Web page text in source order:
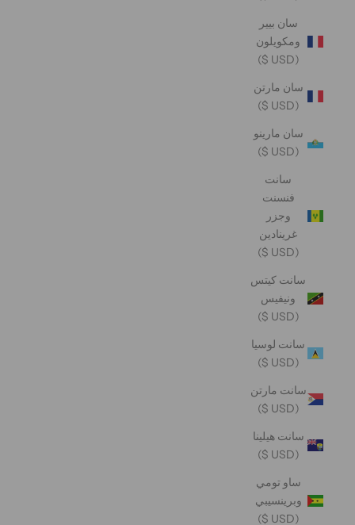
سان بيير
ومكويلون
(USD $)
سان مارتن
(USD $)
سان مارينو
(USD $)
سانت
فنسنت
وجزر
غرينادين
(USD $)
سانت كيتس
ونيفيس
(USD $)
سانت لوسيا
(USD $)
سانت مارتن
(USD $)
سانت هيلينا
(USD $)
ساو تومي
وبرينسيبي
(USD $)